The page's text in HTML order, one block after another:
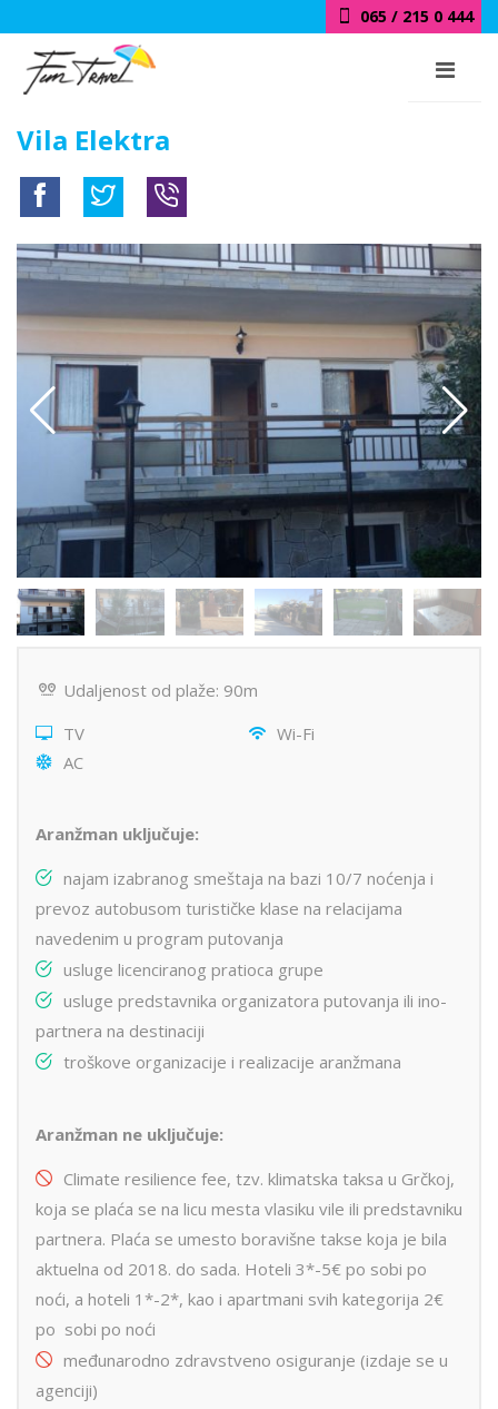
065 / 215 0 444
Vila Elektra
Udaljenost od plaže: 90m
TV
Wi-Fi
AC
Aranžman uključuje:
najam izabranog smeštaja na bazi 10/7 noćenja i
prevoz autobusom turističke klase na relacijama
navedenim u program putovanja
usluge licenciranog pratioca grupe
usluge predstavnika organizatora putovanja ili ino-
partnera na destinaciji
troškove organizacije i realizacije aranžmana
Aranžman ne uključuje:
Climate resilience fee, tzv. klimatska taksa u Grčkoj,
koja se plaća se na licu mesta vlasiku vile ili predstavniku
partnera. Plaća se umesto boravišne takse koja je bila
aktuelna od 2018. do sada. Hoteli 3*-5€ po sobi po
noći, a hoteli 1*-2*, kao i apartmani svih kategorija 2€
po sobi po noći
međunarodno zdravstveno osiguranje (izdaje se u
agenciji)